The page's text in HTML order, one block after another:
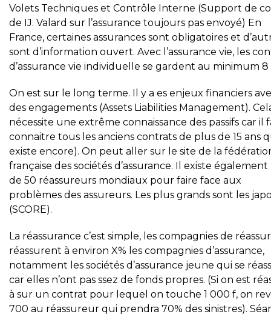
Volets Techniques et Contrôle Interne (Support de
de IJ. Valard sur l’assurance toujours pas envoyé) En
France, certaines assurances sont obligatoires et
sont d’information ouvert. Avec l’assurance vie, les
d’assurance vie individuelle se gardent au minimum 8
On est sur le long terme. Il y a es enjeux financiers
des engagements (Assets Liabilities Management).
nécessite une extrême connaissance des passifs car il
connaitre tous les anciens contrats de plus de 15 ans
existe encore). On peut aller sur le site de la
française des sociétés d’assurance. Il existe également
de 50 réassureurs mondiaux pour faire face aux
problèmes des assureurs. Les plus grands sont les
(SCORE).
La réassurance c’est simple, les compagnies de
réassurent à environ X% les compagnies d’assurance,
notamment les sociétés d’assurance jeune qui se
car elles n’ont pas ssez de fonds propres. (Si on est
à sur un contrat pour lequel on touche 1 000 f, on
700 au réassureur qui prendra 70% des sinistres).